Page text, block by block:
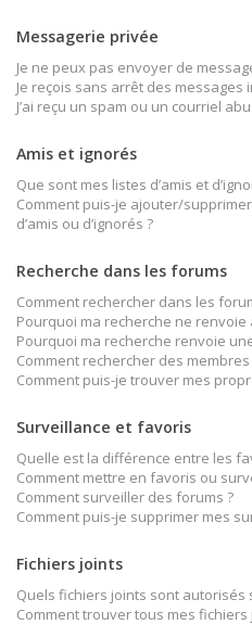
Messagerie privée
Je ne peux pas envoyer de
Je reçois sans arrêt des messages
J’ai reçu un spam ou un courriel
Amis et ignorés
Que sont mes listes d’amis et
Comment puis-je ajouter/
d’amis ou d’ignorés ?
Recherche dans les forums
Comment rechercher dans les
Pourquoi ma recherche ne renvoie
Pourquoi ma recherche renvoie
Comment rechercher des membres
Comment puis-je trouver mes
Surveillance et favoris
Quelle est la différence entre les
Comment mettre en favoris ou
Comment surveiller des forums ?
Comment puis-je supprimer mes
Fichiers joints
Quels fichiers joints sont autorisés
Comment trouver tous mes fichiers